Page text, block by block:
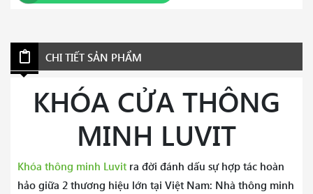
Thẻ từ:
Chìa cơ:
chìa)
Truyền thông: Zigbee
Khoảng cách giới hạn giữa
10m/40m (Khi có vật
CHI TIẾT SẢN PHẨM
KHÓA CỬA THÔNG
MINH LUVIT
Khóa thông minh Luvit ra đời đánh dấu sự hợp tác hoàn
hảo giữa 2 thương hiệu lớn tại Việt Nam: Nhà thông minh